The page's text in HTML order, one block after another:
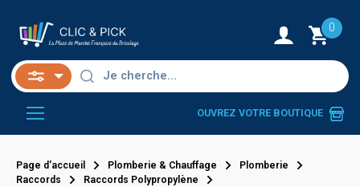
0
OUVREZ VOTRE BOUTIQUE
Page d'accueil Plomberie & Chauffage
Plomberie
Raccords
Raccords Polypropylène